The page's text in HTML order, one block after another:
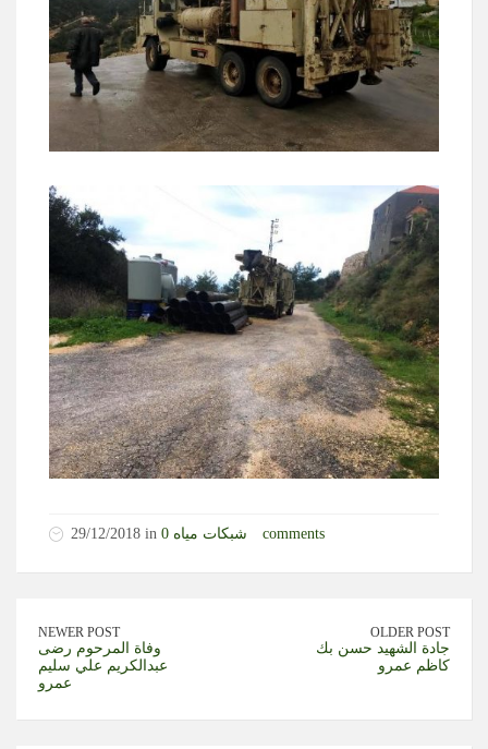
29/12/2018 in شبكات مياه 0 comments
NEWER POST
وفاة المرحوم رضى
عبدالكريم علي سليم
عمرو
OLDER POST
جادة الشهيد حسن بك
كاظم عمرو